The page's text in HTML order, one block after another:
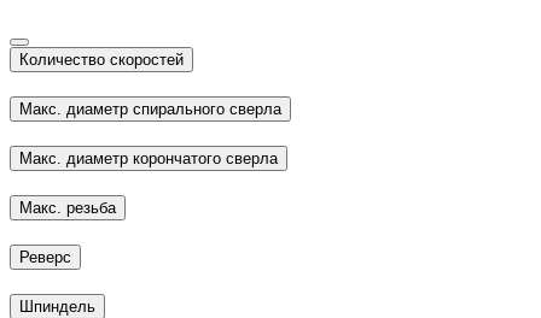
Количество скоростей
Макс. диаметр спирального сверла
Макс. диаметр корончатого сверла
Макс. резьба
Реверс
Шпиндель